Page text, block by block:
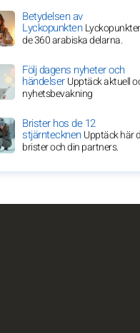
Betydelsen av
Lyckopunkten
de 360 arabiska delarna.
Följ dagens nyheter och
händelserUpptäck aktuell
nyhetsbevakning
Brister hos de 12
stjärntecknenUpptäck här
brister och din partners.